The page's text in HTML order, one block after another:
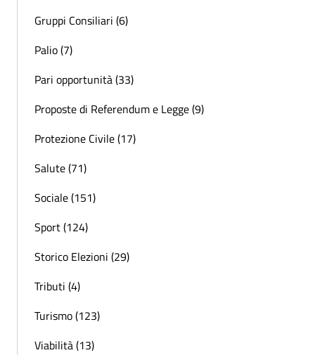
Gruppi Consiliari (6)
Palio (7)
Pari opportunità (33)
Proposte di Referendum e Legge (9)
Protezione Civile (17)
Salute (71)
Sociale (151)
Sport (124)
Storico Elezioni (29)
Tributi (4)
Turismo (123)
Viabilità (13)